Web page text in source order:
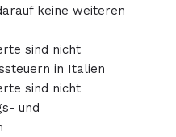
keine weiteren
sind nicht
in Italien
sind nicht
und